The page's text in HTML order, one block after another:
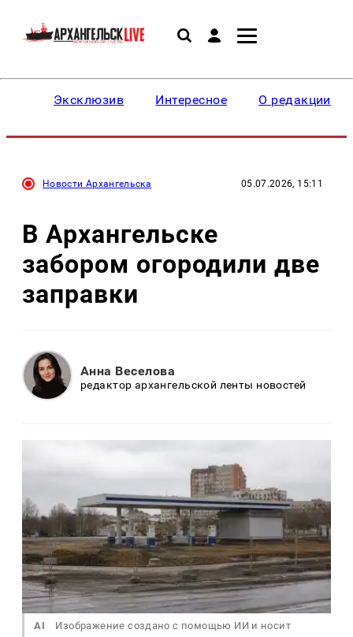
Эксклюзив Интересное О редакции
Новости Архангельска 05.07.2026, 15:11
В Архангельске
забором огородили две
заправки
Анна Веселова
редактор архангельской ленты новостей
AI
Изображение создано с помощью ИИ и носит